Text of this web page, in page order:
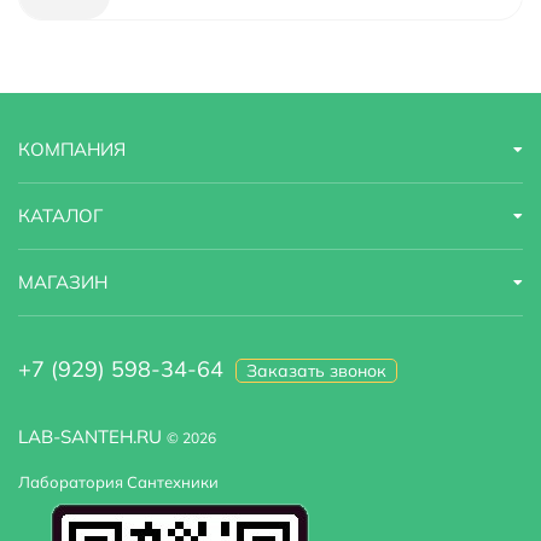
Назначение
Область применения
Стилистика дизайна современный
Тип подводки гибкая
Высота излива 28.6
LAB-SANTEH.RU © 2026
Лаборатория Сантехники
КОМПАНИЯ
КАТАЛОГ
МАГАЗИН
+7 (929) 598-34-64 Заказать звонок